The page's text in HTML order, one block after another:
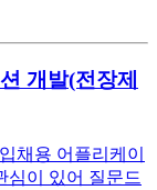
개발(전장제
채용 어플리케이
심이 있어 질문드